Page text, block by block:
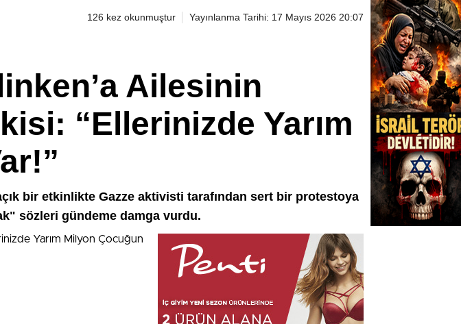
126 kez okunmuştur Yayınlanma Tarihi: 17 Mayıs 2026 20:07
Ailesinin
“Ellerinizde Yarım
bir etkinlikte Gazze aktivisti tarafından sert bir protestoya
sözleri gündeme damga vurdu.